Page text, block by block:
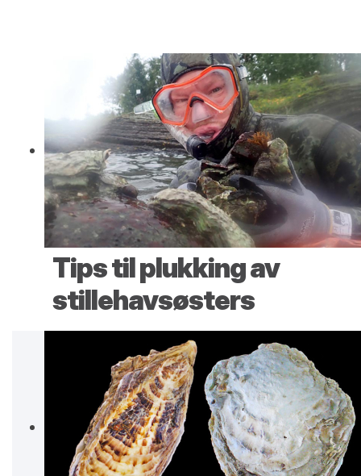
Tips til plukking av
stillehavsøsters